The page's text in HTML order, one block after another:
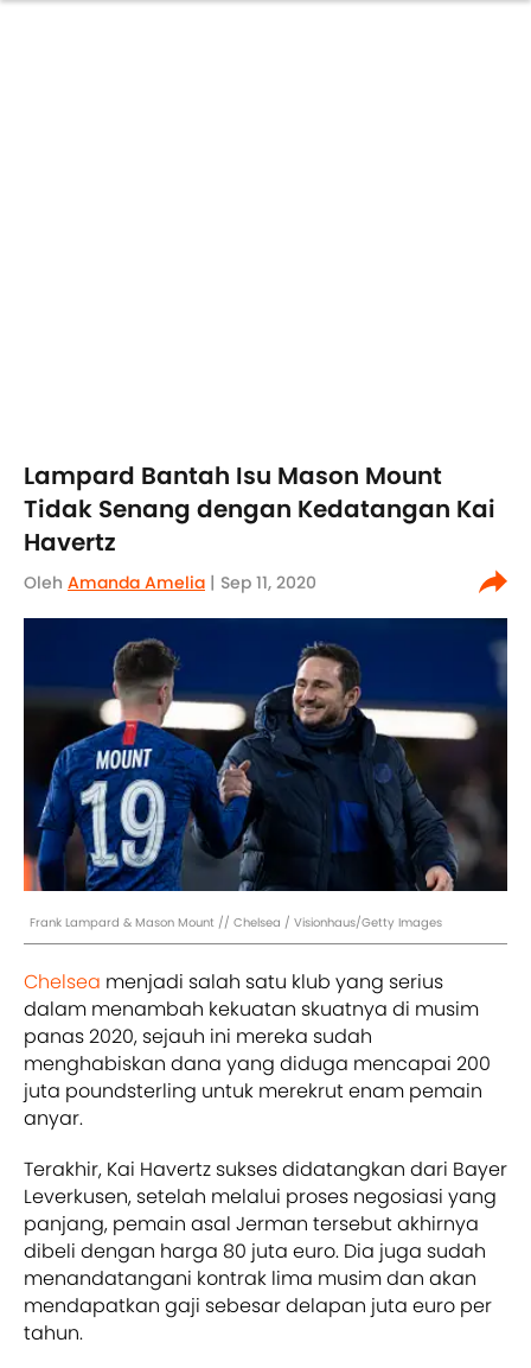
Lampard Bantah Isu Mason Mount
Tidak Senang dengan Kedatangan Kai
Havertz
Oleh Amanda Amelia | Sep 11, 2020
Frank Lampard & Mason Mount // Chelsea / Visionhaus/Getty Images
Chelsea menjadi salah satu klub yang serius
dalam menambah kekuatan skuatnya di musim
panas 2020, sejauh ini mereka sudah
menghabiskan dana yang diduga mencapai 200
juta poundsterling untuk merekrut enam pemain
anyar.
Terakhir, Kai Havertz sukses didatangkan dari Bayer
Leverkusen, setelah melalui proses negosiasi yang
panjang, pemain asal Jerman tersebut akhirnya
dibeli dengan harga 80 juta euro. Dia juga sudah
menandatangani kontrak lima musim dan akan
mendapatkan gaji sebesar delapan juta euro per
tahun.